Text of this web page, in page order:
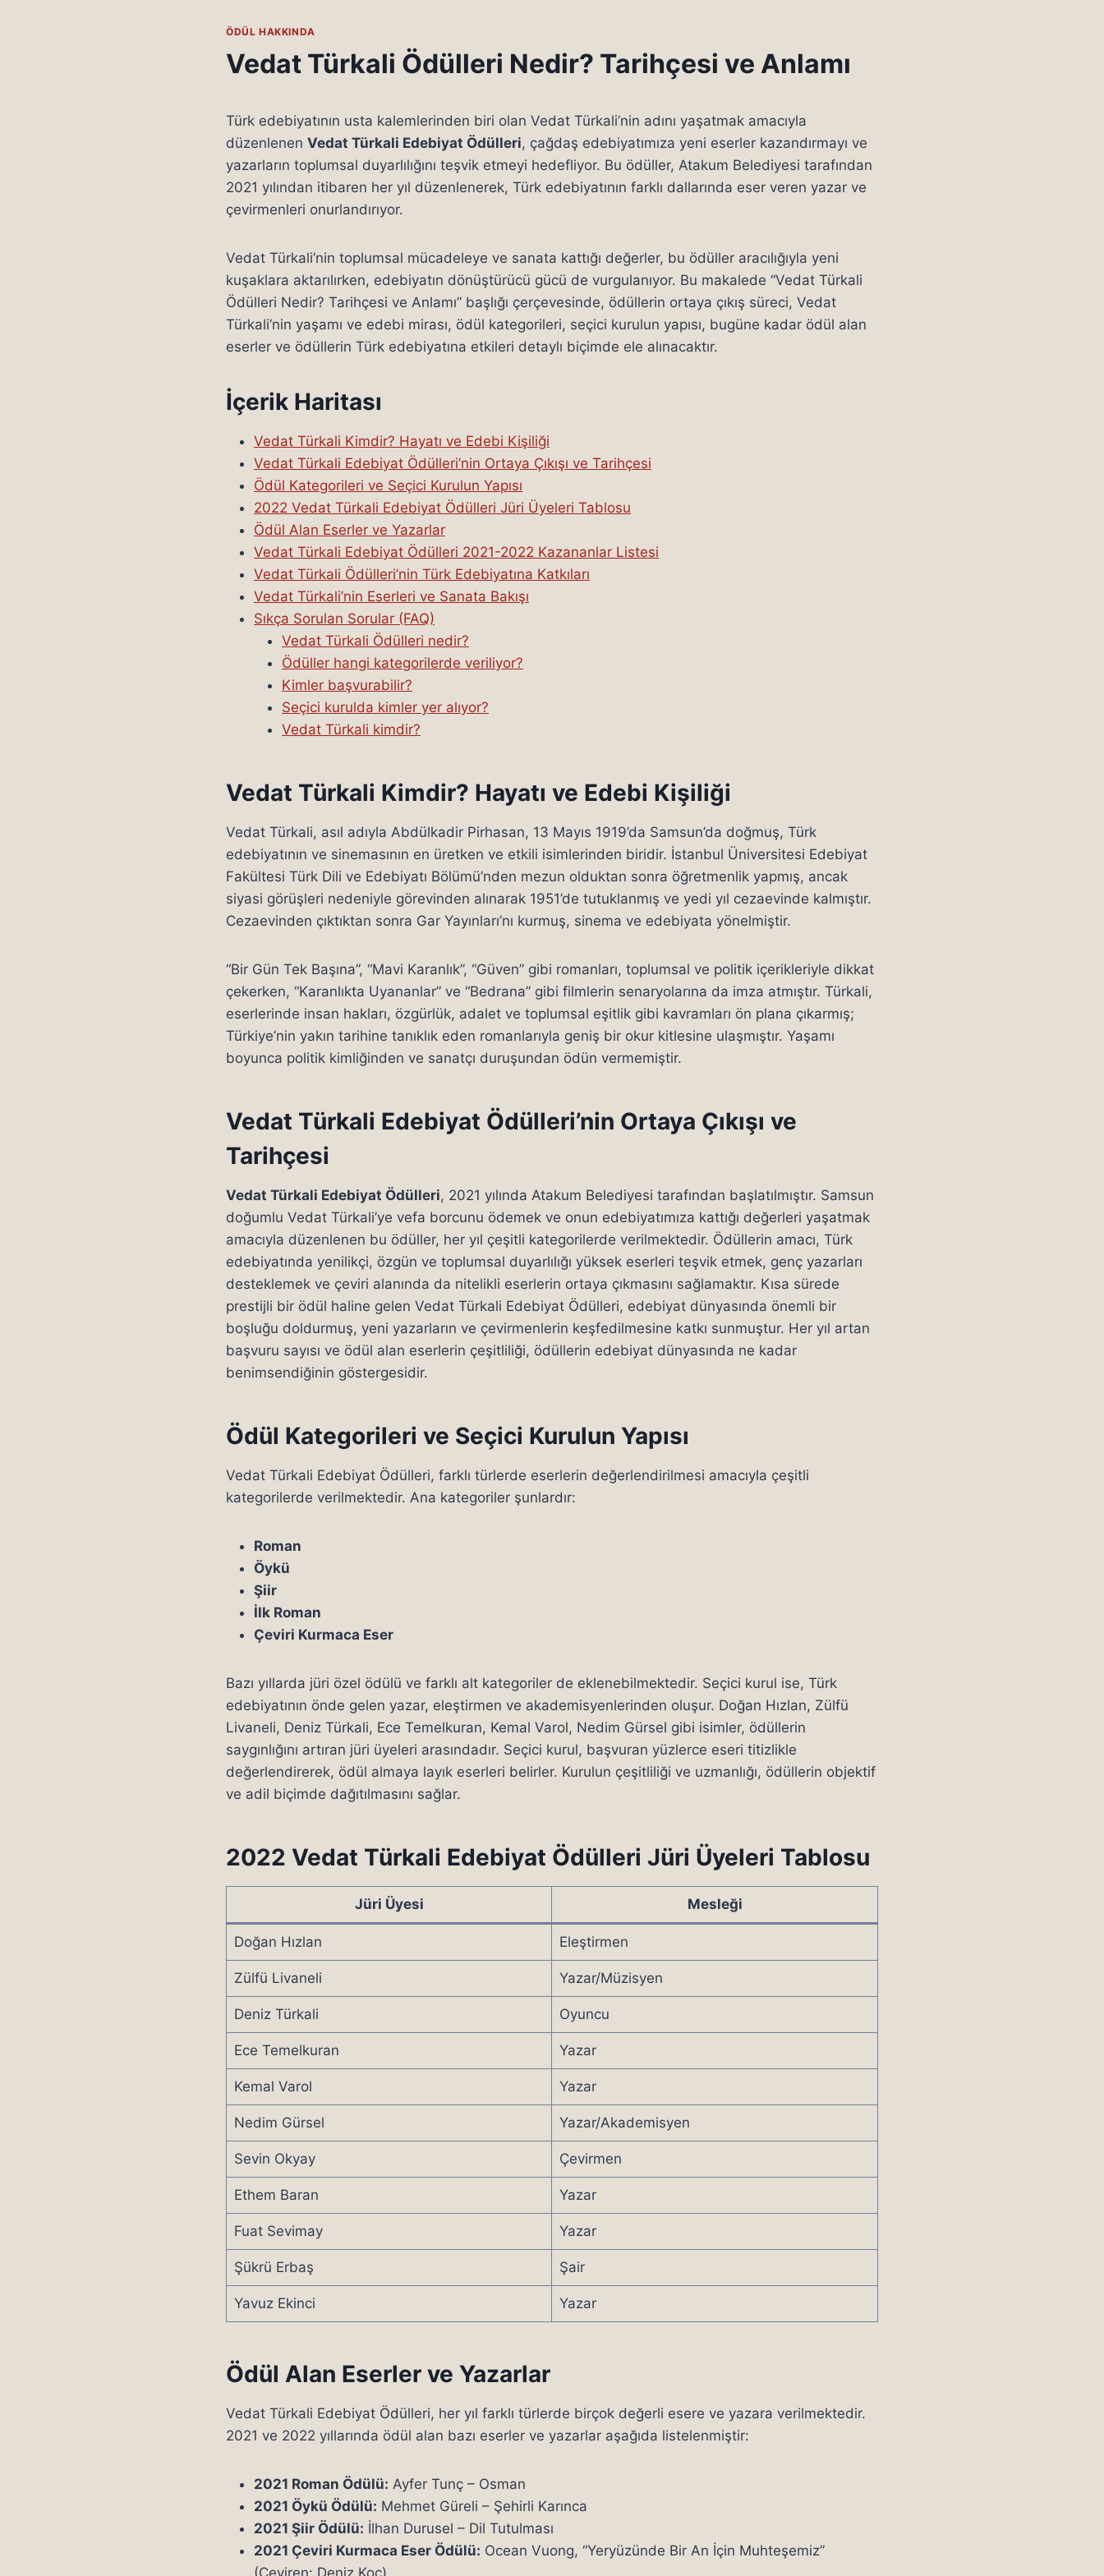
ÖDÜL HAKKINDA
Vedat Türkali Ödülleri Nedir? Tarihçesi ve Anlamı
Türk edebiyatının usta kalemlerinden biri olan Vedat Türkali’nin adını yaşatmak amacıyla
düzenlenen Vedat Türkali Edebiyat Ödülleri, çağdaş edebiyatımıza yeni eserler kazandırmayı ve
yazarların toplumsal duyarlılığını teşvik etmeyi hedefliyor. Bu ödüller, Atakum Belediyesi tarafından
2021 yılından itibaren her yıl düzenlenerek, Türk edebiyatının farklı dallarında eser veren yazar ve
çevirmenleri onurlandırıyor.
Vedat Türkali’nin toplumsal mücadeleye ve sanata kattığı değerler, bu ödüller aracılığıyla yeni
kuşaklara aktarılırken, edebiyatın dönüştürücü gücü de vurgulanıyor. Bu makalede “Vedat Türkali
Ödülleri Nedir? Tarihçesi ve Anlamı” başlığı çerçevesinde, ödüllerin ortaya çıkış süreci, Vedat
Türkali’nin yaşamı ve edebi mirası, ödül kategorileri, seçici kurulun yapısı, bugüne kadar ödül alan
eserler ve ödüllerin Türk edebiyatına etkileri detaylı biçimde ele alınacaktır.
İçerik Haritası
Vedat Türkali Kimdir? Hayatı ve Edebi Kişiliği
Vedat Türkali Edebiyat Ödülleri’nin Ortaya Çıkışı ve Tarihçesi
Ödül Kategorileri ve Seçici Kurulun Yapısı
2022 Vedat Türkali Edebiyat Ödülleri Jüri Üyeleri Tablosu
Ödül Alan Eserler ve Yazarlar
Vedat Türkali Edebiyat Ödülleri 2021-2022 Kazananlar Listesi
Vedat Türkali Ödülleri’nin Türk Edebiyatına Katkıları
Vedat Türkali’nin Eserleri ve Sanata Bakışı
Sıkça Sorulan Sorular (FAQ)
Vedat Türkali Ödülleri nedir?
Ödüller hangi kategorilerde veriliyor?
Kimler başvurabilir?
Seçici kurulda kimler yer alıyor?
Vedat Türkali kimdir?
Vedat Türkali Kimdir? Hayatı ve Edebi Kişiliği
Vedat Türkali, asıl adıyla Abdülkadir Pirhasan, 13 Mayıs 1919’da Samsun’da doğmuş, Türk
edebiyatının ve sinemasının en üretken ve etkili isimlerinden biridir. İstanbul Üniversitesi Edebiyat
Fakültesi Türk Dili ve Edebiyatı Bölümü’nden mezun olduktan sonra öğretmenlik yapmış, ancak
siyasi görüşleri nedeniyle görevinden alınarak 1951’de tutuklanmış ve yedi yıl cezaevinde kalmıştır.
Cezaevinden çıktıktan sonra Gar Yayınları’nı kurmuş, sinema ve edebiyata yönelmiştir.
“Bir Gün Tek Başına”, “Mavi Karanlık”, “Güven” gibi romanları, toplumsal ve politik içerikleriyle dikkat
çekerken, “Karanlıkta Uyananlar” ve “Bedrana” gibi filmlerin senaryolarına da imza atmıştır. Türkali,
eserlerinde insan hakları, özgürlük, adalet ve toplumsal eşitlik gibi kavramları ön plana çıkarmış;
Türkiye’nin yakın tarihine tanıklık eden romanlarıyla geniş bir okur kitlesine ulaşmıştır. Yaşamı
boyunca politik kimliğinden ve sanatçı duruşundan ödün vermemiştir.
Vedat Türkali Edebiyat Ödülleri’nin Ortaya Çıkışı ve
Tarihçesi
Vedat Türkali Edebiyat Ödülleri, 2021 yılında Atakum Belediyesi tarafından başlatılmıştır. Samsun
doğumlu Vedat Türkali’ye vefa borcunu ödemek ve onun edebiyatımıza kattığı değerleri yaşatmak
amacıyla düzenlenen bu ödüller, her yıl çeşitli kategorilerde verilmektedir. Ödüllerin amacı, Türk
edebiyatında yenilikçi, özgün ve toplumsal duyarlılığı yüksek eserleri teşvik etmek, genç yazarları
desteklemek ve çeviri alanında da nitelikli eserlerin ortaya çıkmasını sağlamaktır. Kısa sürede
prestijli bir ödül haline gelen Vedat Türkali Edebiyat Ödülleri, edebiyat dünyasında önemli bir
boşluğu doldurmuş, yeni yazarların ve çevirmenlerin keşfedilmesine katkı sunmuştur. Her yıl artan
başvuru sayısı ve ödül alan eserlerin çeşitliliği, ödüllerin edebiyat dünyasında ne kadar
benimsendiğinin göstergesidir.
Ödül Kategorileri ve Seçici Kurulun Yapısı
Vedat Türkali Edebiyat Ödülleri, farklı türlerde eserlerin değerlendirilmesi amacıyla çeşitli
kategorilerde verilmektedir. Ana kategoriler şunlardır:
Roman
Öykü
Şiir
İlk Roman
Çeviri Kurmaca Eser
Bazı yıllarda jüri özel ödülü ve farklı alt kategoriler de eklenebilmektedir. Seçici kurul ise, Türk
edebiyatının önde gelen yazar, eleştirmen ve akademisyenlerinden oluşur. Doğan Hızlan, Zülfü
Livaneli, Deniz Türkali, Ece Temelkuran, Kemal Varol, Nedim Gürsel gibi isimler, ödüllerin
saygınlığını artıran jüri üyeleri arasındadır. Seçici kurul, başvuran yüzlerce eseri titizlikle
değerlendirerek, ödül almaya layık eserleri belirler. Kurulun çeşitliliği ve uzmanlığı, ödüllerin objektif
ve adil biçimde dağıtılmasını sağlar.
2022 Vedat Türkali Edebiyat Ödülleri Jüri Üyeleri Tablosu
Jüri Üyesi Mesleği
Doğan Hızlan Eleştirmen
Zülfü Livaneli Yazar/Müzisyen
Deniz Türkali Oyuncu
Ece Temelkuran Yazar
Kemal Varol Yazar
Nedim Gürsel Yazar/Akademisyen
Sevin Okyay Çevirmen
Ethem Baran Yazar
Fuat Sevimay Yazar
Şükrü Erbaş Şair
Yavuz Ekinci Yazar
Ödül Alan Eserler ve Yazarlar
Vedat Türkali Edebiyat Ödülleri, her yıl farklı türlerde birçok değerli esere ve yazara verilmektedir.
2021 ve 2022 yıllarında ödül alan bazı eserler ve yazarlar aşağıda listelenmiştir:
2021 Roman Ödülü: Ayfer Tunç – Osman
2021 Öykü Ödülü: Mehmet Güreli – Şehirli Karınca
2021 Şiir Ödülü: İlhan Durusel – Dil Tutulması
2021 Çeviri Kurmaca Eser Ödülü: Ocean Vuong, “Yeryüzünde Bir An İçin Muhteşemiz”
(Çeviren: Deniz Koç)